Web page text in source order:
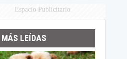
Espacio Publicitario
MÁS LEÍDAS